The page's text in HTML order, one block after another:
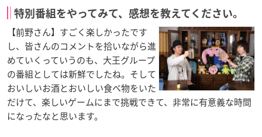
特別番組をやってみて、感想を教えてください。
【前野さん】すごく楽しかったです
し、皆さんのコメントを拾いながら進
めていくっていうのも、大王グループ
の番組としては新鮮でしたね。そして
おいしいお酒とおいしい食べ物をいた
だけて、楽しいゲームにまで挑戦できて、非常に有意義な時間
になったなと思います。